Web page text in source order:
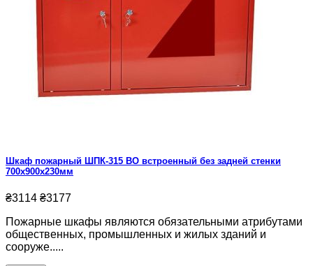
Шкаф пожарный ШПК-315 ВО встроенный без задней стенки
700х900х230мм
₴3114 ₴3177
Пожарные шкафы являются обязательными атрибутами
общественных, промышленных и жилых зданий и
сооруже.....